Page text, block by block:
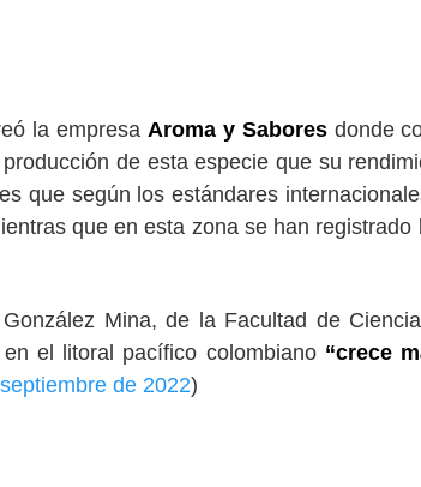
la empresa Aroma y Saboresdonde
de esta especie que su
que según los estándares
que en esta zona se han
Mina, de la Facultad de
el litoral pacífico colombiano“crece
de 2022)